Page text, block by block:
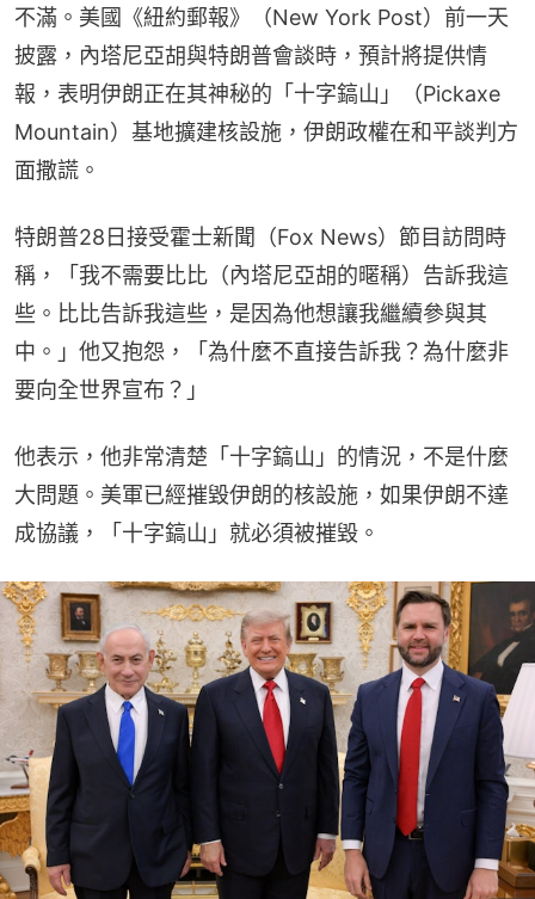
不滿。美國《紐約郵報》（New York Post）前一天
披露，內塔尼亞胡與特朗普會談時，預計將提供情
報，表明伊朗正在其神秘的「十字鎬山」（Pickaxe
Mountain）基地擴建核設施，伊朗政權在和平談判方
面撒謊。
特朗普28日接受霍士新聞（Fox News）節目訪問時
稱，「我不需要比比（內塔尼亞胡的暱稱）告訴我這
些。比比告訴我這些，是因為他想讓我繼續參與其
中。」他又抱怨，「為什麼不直接告訴我？為什麼非
要向全世界宣布？」
他表示，他非常清楚「十字鎬山」的情況，不是什麼
大問題。美軍已經摧毀伊朗的核設施，如果伊朗不達
成協議，「十字鎬山」就必須被摧毀。